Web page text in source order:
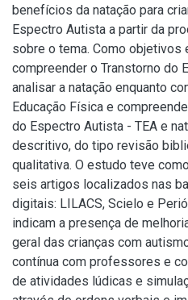
benefícios da natação para
Espectro Autista a partir da
sobre o tema. Como
compreender o Transtorno do
analisar a natação enquanto
Educação Física e
do Espectro Autista - TEA e
descritivo, do tipo revisão
qualitativa. O estudo teve
seis artigos localizados nas
digitais: LILACS, Scielo e
indicam a presença de
geral das crianças com
contínua com professores e
de atividades lúdicas e